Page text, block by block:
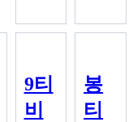
9티
비
봉
티